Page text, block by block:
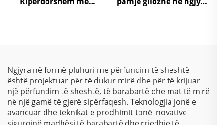
Ngjyra në formë pluhuri me përfundim të sheshtë
është projektuar për të dukur mirë dhe për të krijuar
një përfundim të sheshtë, të barabartë dhe mat të mirë
në një gamë të gjerë sipërfaqesh. Teknologjia jonë e
avancuar dhe teknikat e prodhimit tonë inovative